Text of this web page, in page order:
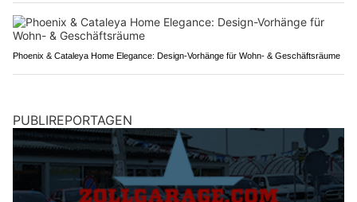
Phoenix & Cataleya Home Elegance: Design-Vorhänge für Wohn- & Geschäftsräume
PUBLIREPORTAGEN